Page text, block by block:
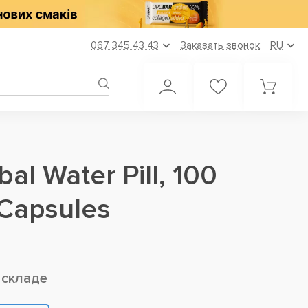
067 345 43 43 Заказать звонок RU
Water Pill, 100